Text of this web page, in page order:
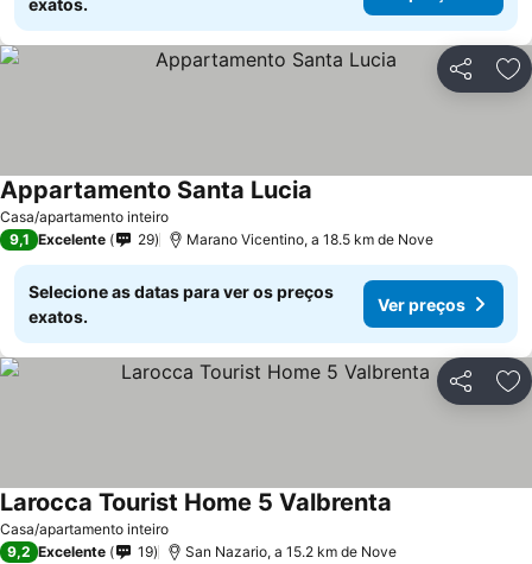
exatos.
Partilhar
Casa/apartamento inteiro
Appartamento Santa Lucia
9,1 Excelente 29 Marano Vicentino, a 18.5 km de Nove
Selecione as datas para ver os preços
exatos.
Ver preços
Partilhar
Casa/apartamento inteiro
Larocca Tourist Home 5 Valbrenta
9,2 Excelente 19 San Nazario, a 15.2 km de Nove